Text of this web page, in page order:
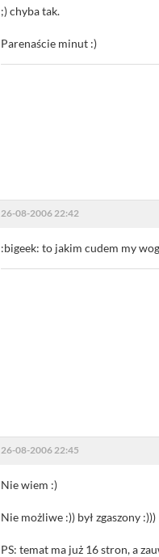
;) chyba tak.
Parenaście minut :)
26-08-2006 22:42
:bigeek: to jakim cudem my
26-08-2006 22:45
Nie wiem :)
Nie możliwe :)) był zgaszony :)))
PS: temat ma już 16 stron, a